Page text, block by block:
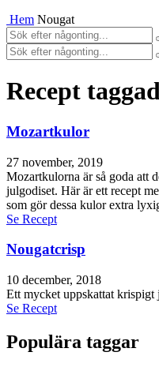
Hem Nougat
Recept
Mozartkulor
27 november, 2019
Mozartkulorna är så goda att
julgodiset. Här är ett recept
som gör dessa kulor extra
Se Recept
Nougatcrisp
10 december, 2018
Ett mycket uppskattat krispigt
Se Recept
Populära taggar